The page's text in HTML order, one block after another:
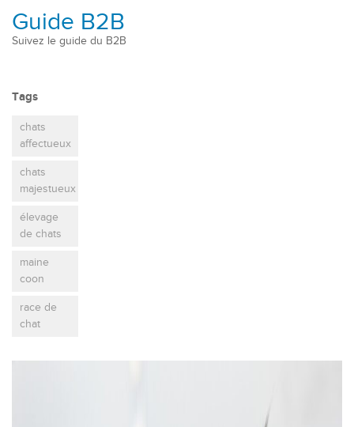
Guide B2B
Suivez le guide du B2B
Tags
chats
affectueux
chats
majestueux
élevage
de chats
maine
coon
race de
chat